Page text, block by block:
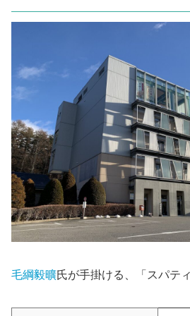
毛綱毅曠氏が手掛ける、「スパテ